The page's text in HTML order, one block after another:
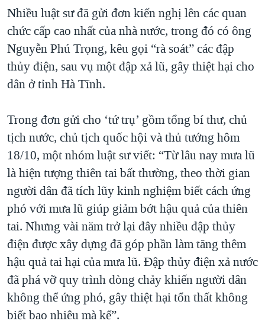
CHI PHÍ CHIẾN TRANH AFGHANISTAN
CÁC GIÁ TRỊ CỘNG HÒA Ở VIỆT NAM
THƯỢNG ĐỈNH TRUMP-KIM TẠI VIỆT NAM
TRỊNH VĨNH BÌNH VS. CHÍNH PHỦ VIỆT NAM
BÊN KIA QUỐC LỘ: TIẾNG VỌNG TỪ NÔNG THÔN MỸ
QUAN HỆ VIỆT MỸ
Nhiều luật sư đã gửi đơn kiến nghị lên các quan
chức cấp cao nhất của nhà nước, trong đó có ông
Nguyễn Phú Trọng, kêu gọi “rà soát” các đập
thủy điện, sau vụ một đập xả lũ, gây thiệt hại cho
dân ở tỉnh Hà Tĩnh.
Trong đơn gửi cho ‘tứ trụ’ gồm tổng bí thư, chủ
tịch nước, chủ tịch quốc hội và thủ tướng hôm
18/10, một nhóm luật sư viết: “Từ lâu nay mưa lũ
là hiện tượng thiên tai bất thường, theo thời gian
người dân đã tích lũy kinh nghiệm biết cách ứng
phó với mưa lũ giúp giảm bớt hậu quả của thiên
tai. Nhưng vài năm trở lại đây nhiều đập thủy
điện được xây dựng đã góp phần làm tăng thêm
hậu quả tai hại của mưa lũ. Đập thủy điện xả nước
đã phá vỡ quy trình dòng chảy khiến người dân
không thể ứng phó, gây thiệt hại tổn thất không
biết bao nhiêu mà kể”.